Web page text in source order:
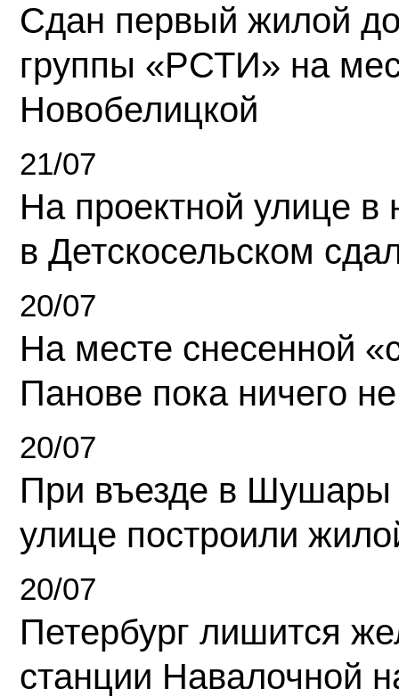
Сдан первый жилой
группы «РСТИ» на
Новобелицкой
21/07
На проектной улице
в Детскосельском
20/07
На месте снесенной
Панове пока ничего
20/07
При въезде в Шушары
улице построили
20/07
Петербург лишится
станции Навалочной